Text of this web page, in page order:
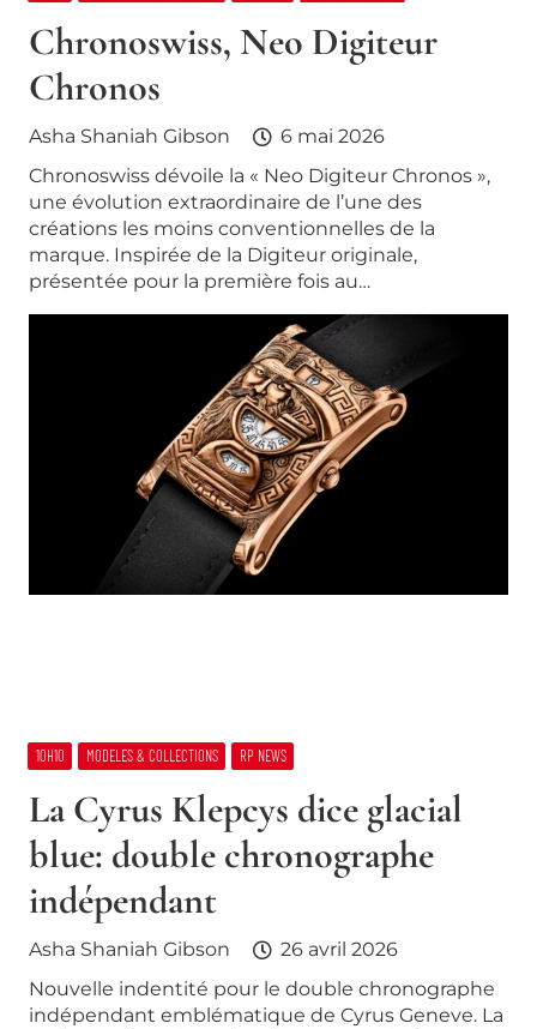
Chronoswiss, Neo Digiteur
Chronos
Asha Shaniah Gibson
6 mai 2026
Chronoswiss dévoile la « Neo Digiteur Chronos »,
une évolution extraordinaire de l’une des
créations les moins conventionnelles de la
marque. Inspirée de la Digiteur originale,
présentée pour la première fois au…
10H10 MODELES & COLLECTIONS RP NEWS
La Cyrus Klepcys dice glacial
blue: double chronographe
indépendant
Asha Shaniah Gibson
26 avril 2026
Nouvelle indentité pour le double chronographe
indépendant emblématique de Cyrus Geneve. La